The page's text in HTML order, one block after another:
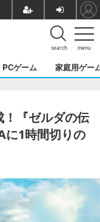
menu
search
PCゲーム 家庭用ゲー
！『ゼルダの伝
に1時間切りの